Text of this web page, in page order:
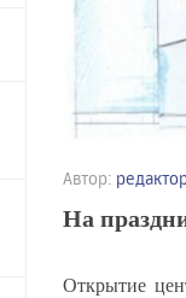
Автор:
На
Открытие